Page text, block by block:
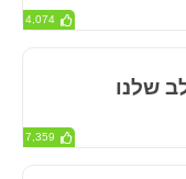
4,074
7,359